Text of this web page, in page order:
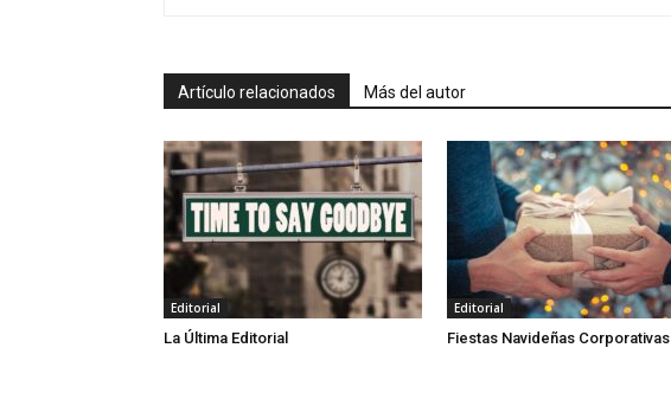
Artículo relacionados Más del autor
Editorial
La Última Editorial
Editorial
Fiestas Navideñas Corporativas